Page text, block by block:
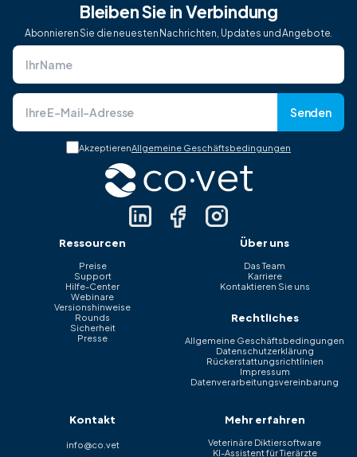
Bleiben Sie in Verbindung
Abonnieren Sie die neuesten Nachrichten, Updates und Angebote.
Senden
AkzeptierenAllgemeine Geschäftsbedingungen
Ressourcen
Preise
Support
Hilfe-Center
Webinare
Versionshinweise
Rounds
Sicherheit
Presse
Über uns
Das Team
Karriere
Kontaktieren Sie uns
Rechtliches
Allgemeine Geschäftsbedingungen
Datenschutzerklärung
Rückerstattungsrichtlinien
Impressum
Datenverarbeitungsvereinbarung
Kontakt
info@co.vet
Mehr erfahren
Veterinäre Diktiersoftware
KI-Assistent für Tierärzte